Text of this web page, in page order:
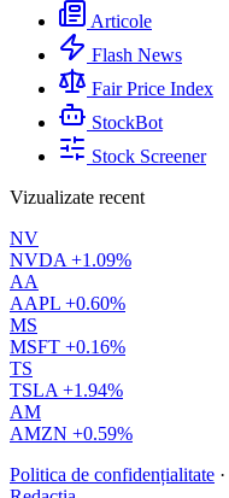
Articole
Flash News
Fair Price Index
StockBot
Stock Screener
Vizualizate recent
NV
NVDA +1.09%
AA
AAPL +0.60%
MS
MSFT +0.16%
TS
TSLA +1.94%
AM
AMZN +0.59%
Politica de confidențialitate ·